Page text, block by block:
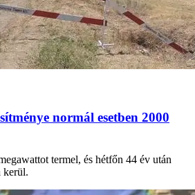
normál esetben 2000
termel, és hétfőn 44 év után
kerül.